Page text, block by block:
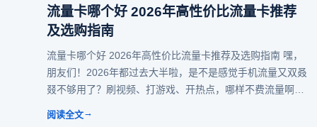
流量卡哪个好 2026年高性价比流量卡推荐
及选购指南
流量卡哪个好 2026年高性价比流量卡推荐及选购指南 嘿，
朋友们！2026年都过去大半啦，是不是感觉手机流量又双叒
叕不够用了？刷视频、打游戏、开热点，哪样不费流量啊！
阅读全文→